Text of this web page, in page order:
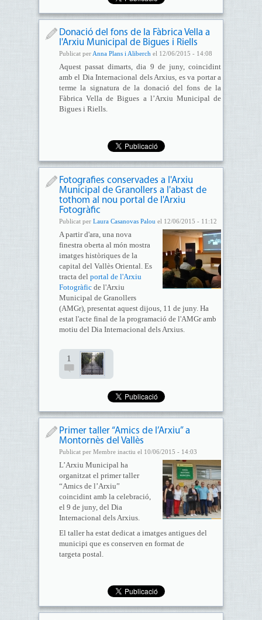
Donació del fons de la Fàbrica Vella a
l'Arxiu Municipal de Bigues i Riells
Publicat per Anna Plans i Aliberch el 12/06/2015 - 14:08
Aquest passat dimarts, dia 9 de juny, coincidint
amb el Dia Internacional dels Arxius, es va portar a
terme la signatura de la donació del fons de la
Fàbrica Vella de Bigues a l’Arxiu Municipal de
Bigues i Riells.
Fotografies conservades a l'Arxiu
Municipal de Granollers a l'abast de
tothom al nou portal de l'Arxiu
Fotogràfic
Publicat per Laura Casanovas Palou el 12/06/2015 - 11:12
A partir d'ara, una nova
finestra oberta al món mostra
imatges històriques de la
capital del Vallès Oriental. Es
tracta del portal de l'Arxiu
Fotogràficde l'Arxiu
Municipal de Granollers
(AMGr), presentat aquest dijous, 11 de juny. Ha
estat l'acte final de la programació de l'AMGr amb
motiu del Dia Internacional dels Arxius.
1
Primer taller “Amics de l’Arxiu” a
Montornès del Vallès
Publicat per Membre inactiu el 10/06/2015 - 14:03
L’Arxiu Municipal ha
organitzat el primer taller
“Amics de l’Arxiu”
coincidint amb la celebració,
el 9 de juny, del Dia
Internacional dels Arxius.
El taller ha estat dedicat a imatges antigues del
municipi que es conserven en format de
targeta postal.